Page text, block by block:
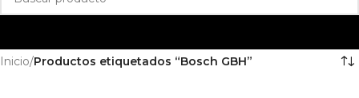
Inicio/Productos etiquetados “Bosch GBH”